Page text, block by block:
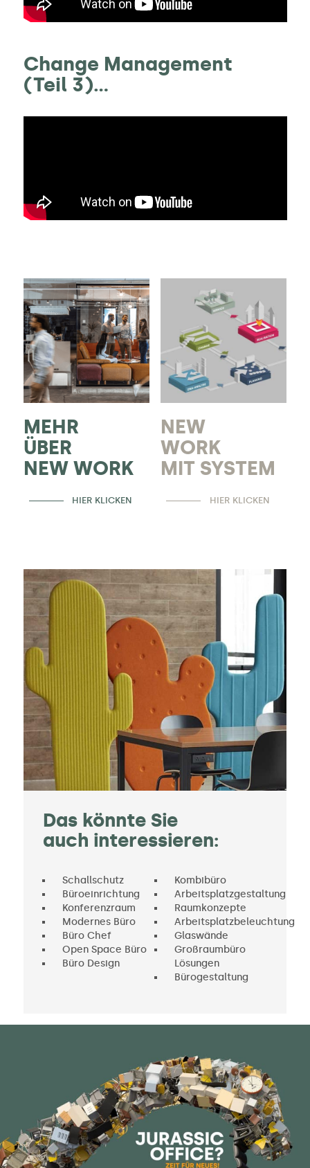
Change Management
(Teil 3)...
MEHR
ÜBER
NEW WORK
HIER KLICKEN
NEW
WORK
MIT SYSTEM
HIER KLICKEN
Das könnte Sie
auch interessieren:
Schallschutz
Büroeinrichtung
Konferenzraum
Modernes Büro
Büro Chef
Open Space Büro
Büro Design
Kombibüro
Arbeitsplatzgestaltung
Raumkonzepte
Arbeitsplatzbeleuchtung
Glaswände
Großraumbüro
Lösungen
Bürogestaltung